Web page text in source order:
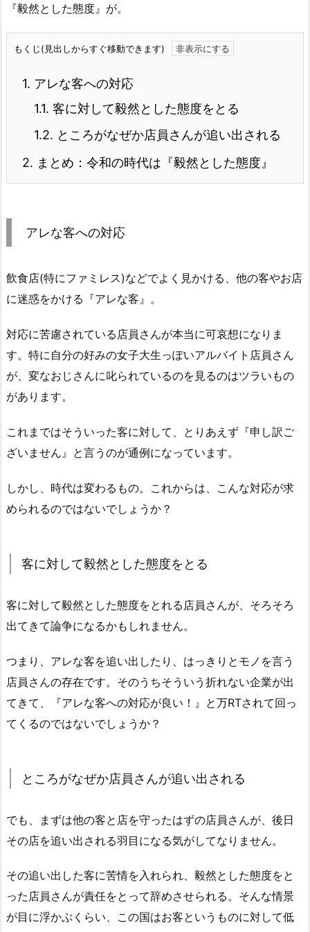
『毅然とした態度』が。
もくじ(見出しからすぐ移動できます)
1. アレな客への対応
1.1. 客に対して毅然とした態度をとる
1.2. ところがなぜか店員さんが追い出される
2. まとめ：令和の時代は『毅然とした態度』
アレな客への対応
飲食店(特にファミレス)などでよく見かける、他の客やお店
に迷惑をかける『アレな客』。
対応に苦慮されている店員さんが本当に可哀想になりま
す。特に自分の好みの女子大生っぽいアルバイト店員さん
が、変なおじさんに叱られているのを見るのはツラいもの
があります。
これまではそういった客に対して、とりあえず『申し訳ご
ざいません』と言うのが通例になっています。
しかし、時代は変わるもの。これからは、こんな対応が求
められるのではないでしょうか？
客に対して毅然とした態度をとる
客に対して毅然とした態度をとれる店員さんが、そろそろ
出てきて論争になるかもしれません。
つまり、アレな客を追い出したり、はっきりとモノを言う
店員さんの存在です。そのうちそういう折れない企業が出
てきて、『アレな客への対応が良い！』と万RTされて回っ
てくるのではないでしょうか？
ところがなぜか店員さんが追い出される
でも、まずは他の客と店を守ったはずの店員さんが、後日
その店を追い出される羽目になる気がしてなりません。
その追い出した客に苦情を入れられ、毅然とした態度をと
った店員さんが責任をとって辞めさせられる。そんな情景
が目に浮かぶくらい、この国はお客というものに対して低